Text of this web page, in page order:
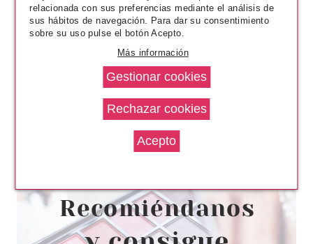
ESSENCE
ESSENCE MINI HOJAS DE
-36% 2.10€
relacionada con sus preferencias mediante el análisis de
sus hábitos de navegación. Para dar su consentimiento
sobre su uso pulse el botón Acepto.
Más información